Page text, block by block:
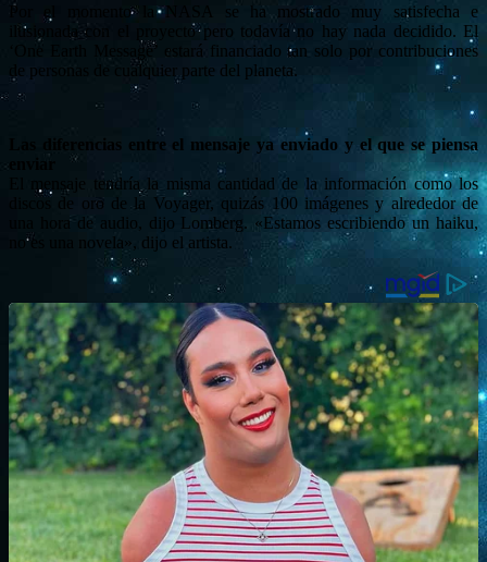
Por el momento la NASA se ha mostrado muy satisfecha e
ilusionada con el proyecto pero todavía no hay nada decidido. El
‘One Earth Message’ estará financiado tan solo por contribuciones
de personas de cualquier parte del planeta.
Las diferencias entre el mensaje ya enviado y el que se piensa
enviar
El mensaje tendría la misma cantidad de la información como los
discos de oro de la Voyager, quizás 100 imágenes y alrededor de
una hora de audio, dijo Lomberg. «Estamos escribiendo un haiku,
no es una novela», dijo el artista.